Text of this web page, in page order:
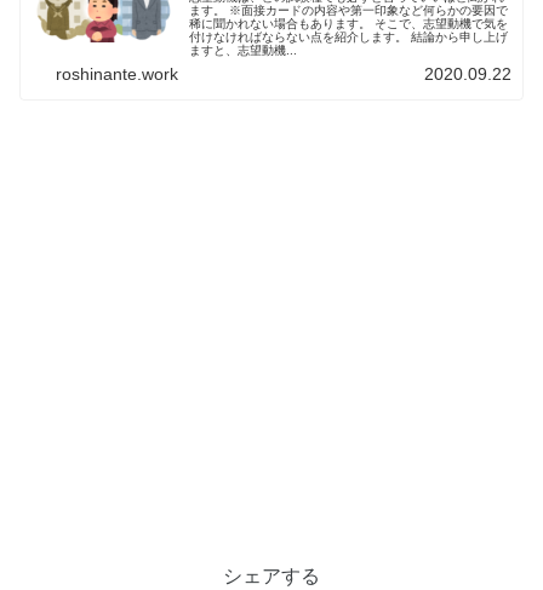
ます。 ※面接カードの内容や第一印象など何らかの要因で
稀に聞かれない場合もあります。 そこで、志望動機で気を
付けなければならない点を紹介します。 結論から申し上げ
ますと、志望動機...
roshinante.work 2020.09.22
シェアする